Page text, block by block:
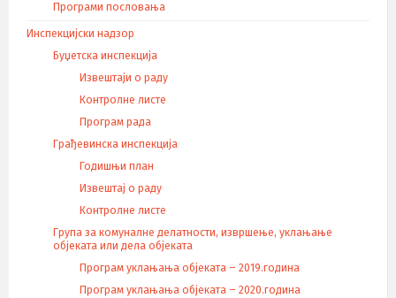
Програми пословања
Инспекцијски надзор
Буџетска инспекција
Извештаји о раду
Контролне листе
Програм рада
Грађевинска инспекција
Годишњи план
Извештај о раду
Контролне листе
Група за комуналне делатности, извршење, уклањање
објеката или дела објеката
Програм уклањања објеката – 2019.година
Програм уклањања објеката – 2020.година